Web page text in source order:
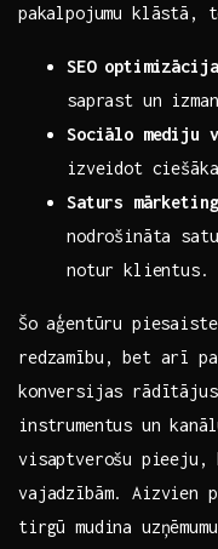
⁢pakalpojumu klāstā,
SEO optimizācija
saprast un
Sociālo mediju
izveidot
Saturs
nodrošināta
notur klientus.
Šo⁢ aģentūru
redzamību, bet arī‍
konversijas
instrumentus⁢ un
visaptverošu⁣
vajadzībām. Aizvien⁣
tirgū mudina